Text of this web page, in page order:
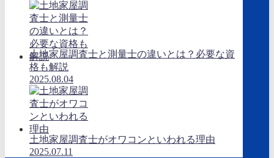
土地家屋調査士と測量士の違いとは？必要な資
格も解説
2025.08.04
土地家屋調査士がオワコンといわれる理由
2025.07.11